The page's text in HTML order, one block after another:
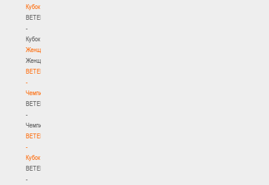
Кубок
BETERA
-
Кубок
Женщины
Женщины
BETERA
-
Чемпионат
BETERA
-
Чемпионат
BETERA
-
Кубок
BETERA
-